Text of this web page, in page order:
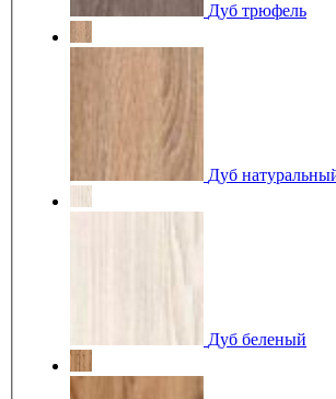
Дуб трюфель
Дуб
Дуб беленый